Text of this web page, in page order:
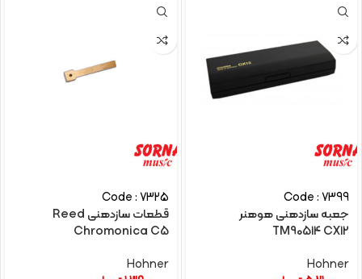
Code : 7399
جعبه سازدهنی هوهنر
TM90514 CX12
Hohner
Code : 7325
قطعات سازدهنی Reed
Chromonica C5
Hohner